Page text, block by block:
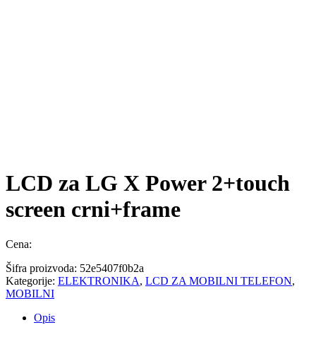
LCD za LG X Power 2+touch
screen crni+frame
Cena:
Šifra proizvoda: 52e5407f0b2a
Kategorije: ELEKTRONIKA, LCD ZA MOBILNI TELEFON,
MOBILNI
Opis